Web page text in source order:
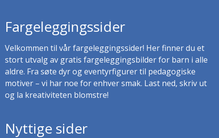
Fargeleggingssider
Velkommen til vår fargeleggingssider! Her finner du et
stort utvalg av gratis fargeleggingsbilder for barn i alle
aldre. Fra søte dyr og eventyrfigurer til pedagogiske
motiver – vi har noe for enhver smak. Last ned, skriv ut
og la kreativiteten blomstre!
Nyttige sider